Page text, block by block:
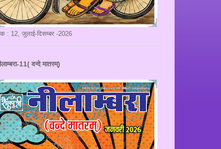
: 12, जुलाई-दिसम्बर -2026
11( वन्दे मातरम्)